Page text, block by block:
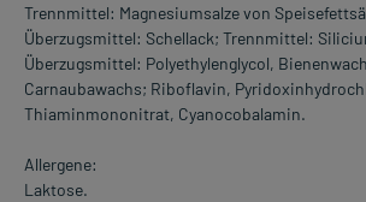
Trennmittel: Magnesiumsalze von
Überzugsmittel: Schellack; Trennmittel:
Überzugsmittel: Polyethylenglycol,
Carnaubawachs; Riboflavin,
Thiaminmononitrat, Cyanocobalamin.
Allergene:
Laktose.